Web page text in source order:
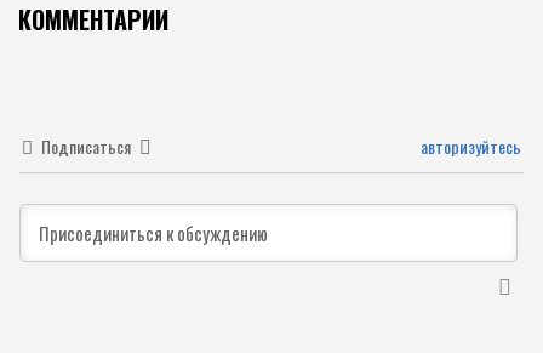
КОММЕНТАРИИ
Подписаться авторизуйтесь